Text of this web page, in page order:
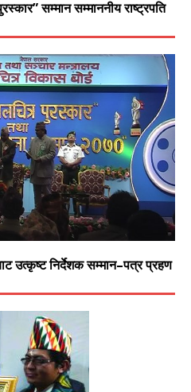
सम्मान सम्माननीय राष्ट्रपति
उत्कृष्ट निर्देशक सम्मान–पत्र प्रहण